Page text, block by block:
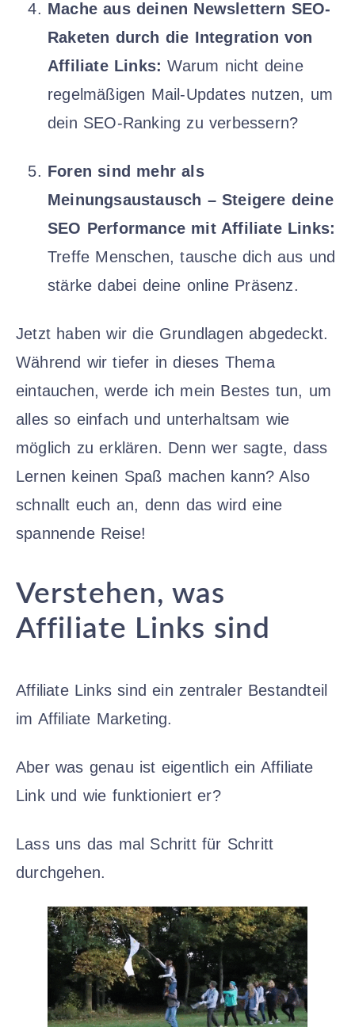
Mache aus deinen Newslettern SEO-
Raketen durch die Integration von
Affiliate Links: Warum nicht deine
regelmäßigen Mail-Updates nutzen, um
dein SEO-Ranking zu verbessern?
Foren sind mehr als
Meinungsaustausch – Steigere deine
SEO Performance mit Affiliate Links:
Treffe Menschen, tausche dich aus und
stärke dabei deine online Präsenz.
Jetzt haben wir die Grundlagen abgedeckt.
Während wir tiefer in dieses Thema
eintauchen, werde ich mein Bestes tun, um
alles so einfach und unterhaltsam wie
möglich zu erklären. Denn wer sagte, dass
Lernen keinen Spaß machen kann? Also
schnallt euch an, denn das wird eine
spannende Reise!
Verstehen, was
Affiliate Links sind
Affiliate Links sind ein zentraler Bestandteil
im Affiliate Marketing.
Aber was genau ist eigentlich ein Affiliate
Link und wie funktioniert er?
Lass uns das mal Schritt für Schritt
durchgehen.